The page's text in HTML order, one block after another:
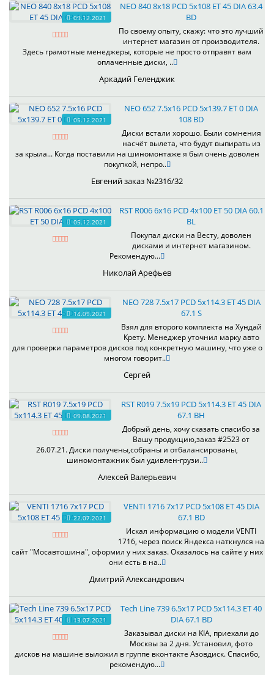
09.12.2021
NEO 840 8x18 PCD 5x108 ET 45 DIA 63.4
BD
По своему опыту, скажу: что это лучший
интернет магазин от производителя.
Здесь грамотные менеджеры, которые не просто отправят вам
оплаченные диски, ..
Аркадий Геленджик
05.12.2021
NEO 652 7.5x16 PCD 5x139.7 ET 0 DIA
108 BD
Диски встали хорошо. Были сомнения
насчёт вылета, что будут выпирать из
за крыла... Когда поставили на шиномонтаже я был очень доволен
покупкой, непро..
Евгений заказ №2316/32
05.12.2021
RST R006 6x16 PCD 4x100 ET 50 DIA 60.1
BL
Покупал диски на Весту, доволен
дисками и интернет магазином.
Рекомендую...
Николай Арефьев
14.09.2021
NEO 728 7.5x17 PCD 5x114.3 ET 45 DIA
67.1 S
Взял для второго комплекта на Хундай
Крету. Менеджер уточнил марку авто
для проверки параметров дисков под конкретную машину, что уже о
многом говорит..
Сергей
09.08.2021
RST R019 7.5x19 PCD 5x114.3 ET 45 DIA
67.1 BH
Добрый день, хочу сказать спасибо за
Вашу продукцию,заказ #2523 от
26.07.21. Диски получены,собраны и отбалансированы,
шиномонтажник был удивлен-грузи..
Алексей Валерьевич
22.07.2021
VENTI 1716 7x17 PCD 5x108 ET 45 DIA
67.1 BD
Искал информацию о модели VENTI
1716, через поиск Яндекса наткнулся на
сайт "Мосавтошина", оформил у них заказ. Оказалось на сайте у них
они есть в на..
Дмитрий Александрович
13.07.2021
Tech Line 739 6.5x17 PCD 5x114.3 ET 40
DIA 67.1 BD
Заказывал диски на KIA, приехали до
Москвы за 2 дня. Установил, фото
дисков на машине выложил в группе вконтакте Азовдиск. Спасибо,
рекомендую...